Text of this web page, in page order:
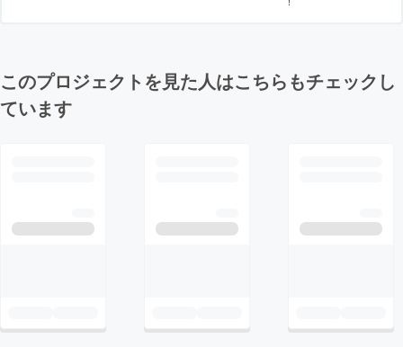
このプロジェクトを見た人はこちらもチェックし
ています